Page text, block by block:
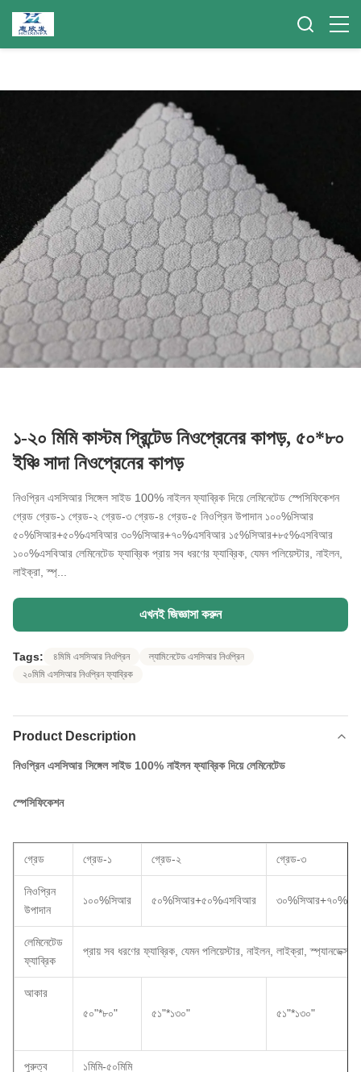
১-২০ মিমি কাস্টম প্রিন্টেড নিওপ্রেনের কাপড়, ৫০*৮০
ইঞ্চি সাদা নিওপ্রেনের কাপড়
নিওপ্রিন এসসিআর সিঙ্গেল সাইড 100% নাইলন ফ্যাব্রিক দিয়ে লেমিনেটেড স্পেসিফিকেশন
গ্রেড গ্রেড-১ গ্রেড-২ গ্রেড-৩ গ্রেড-৪ গ্রেড-৫ নিওপ্রিন উপাদান ১০০%সিআর
৫০%সিআর+৫০%এসবিআর ৩০%সিআর+৭০%এসবিআর ১৫%সিআর+৮৫%এসবিআর
১০০%এসবিআর লেমিনেটেড ফ্যাব্রিক প্রায় সব ধরণের ফ্যাব্রিক, যেমন পলিয়েস্টার, নাইলন,
লাইক্রা, স্প্...
এখনই জিজ্ঞাসা করুন
Tags: ৪মিমি এসসিআর নিওপ্রিন
ল্যামিনেটেড এসসিআর নিওপ্রিন
২০মিমি এসসিআর নিওপ্রিন ফ্যাব্রিক
Product Description
নিওপ্রিন এসসিআর সিঙ্গেল সাইড 100% নাইলন ফ্যাব্রিক দিয়ে লেমিনেটেড
স্পেসিফিকেশন
গ্রেড গ্রেড-১ গ্রেড-২ গ্রেড-৩
নিওপ্রিন
উপাদান
১০০%সিআর ৫০%সিআর+৫০%এসবিআর
লেমিনেটেড
ফ্যাব্রিক
প্রায় সব ধরণের ফ্যাব্রিক, যেমন পলিয়েস্টার, নাইলন, লাইক্রা, স্প্যানডেক্স
আকার
৫০"*৮০"
৫১"*১৩০" ৫১"*১৩০"
পুরুত্ব ১মিমি-৫০মিমি